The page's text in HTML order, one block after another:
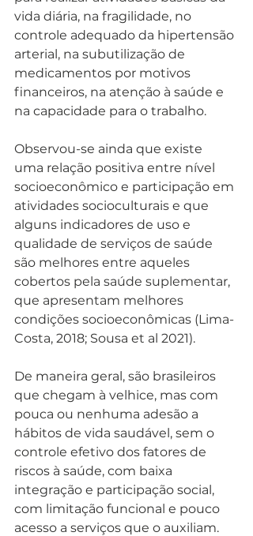
vida diária, na fragilidade, no
controle adequado da hipertensão
arterial, na subutilização de
medicamentos por motivos
financeiros, na atenção à saúde e
na capacidade para o trabalho.
Observou-se ainda que existe
uma relação positiva entre nível
socioeconômico e participação em
atividades socioculturais e que
alguns indicadores de uso e
qualidade de serviços de saúde
são melhores entre aqueles
cobertos pela saúde suplementar,
que apresentam melhores
condições socioeconômicas (Lima-
Costa, 2018; Sousa et al 2021).
De maneira geral, são brasileiros
que chegam à velhice, mas com
pouca ou nenhuma adesão a
hábitos de vida saudável, sem o
controle efetivo dos fatores de
riscos à saúde, com baixa
integração e participação social,
com limitação funcional e pouco
acesso a serviços que o auxiliam.